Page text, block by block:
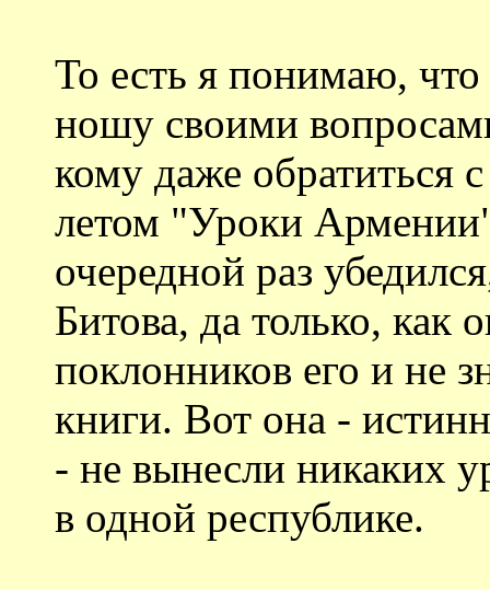
То есть я понимаю,
ношу своими
кому даже обратиться
летом "Уроки
очередной раз
Битова, да только, как
поклонников его и не
книги. Вот она -
- не вынесли никаких
в одной республике.